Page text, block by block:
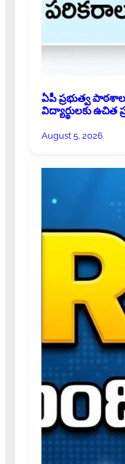
ఏపీ ప్రభుత్వ
విద్యార్థులకు ఉచిత
August 5, 2026